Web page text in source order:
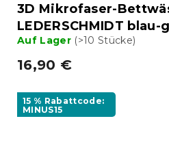
3D Mikrofaser-
LEDERSCHMIDT blau-
Auf Lager (>10 Stücke)
16,90 €
15 % Rabattcode:
MINUS15